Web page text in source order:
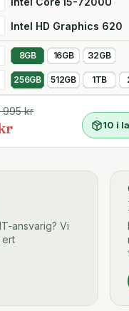
Intel HD Graphics 620
8GB 16GB 32GB
256GB 512GB 1TB
995kr
10 i
ansvarig? Vi
ert